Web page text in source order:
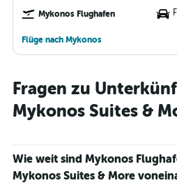
Mykonos Flughafen
Flüge nach Mykonos
Fragen zu
Mykonos Suites &
Wie weit sind Mykonos
Mykonos Suites & More